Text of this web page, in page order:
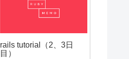
rails tutorial（2、3日
目）